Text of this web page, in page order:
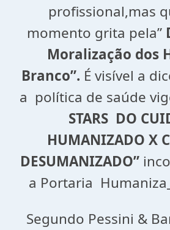
profissional,mas
momento grita pela”
Moralização dos
Branco”. É visível a
a política de saúde
STARS DO
HUMANIZADO X
DESUMANIZADO”
a Portaria
Segundo Pessini &